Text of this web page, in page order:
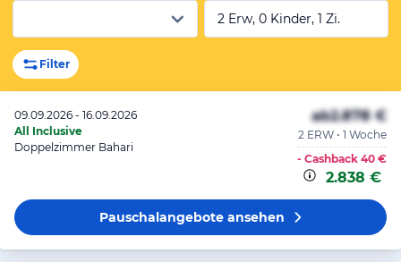
2 Erw, 0 Kinder, 1 Zi.
Filter
09.09.2026 - 16.09.2026
All Inclusive
Doppelzimmer Bahari
ab2.878 €
2 ERW • 1 Woche
- Cashback 40 €
2.838 €
Pauschalangeboteansehen